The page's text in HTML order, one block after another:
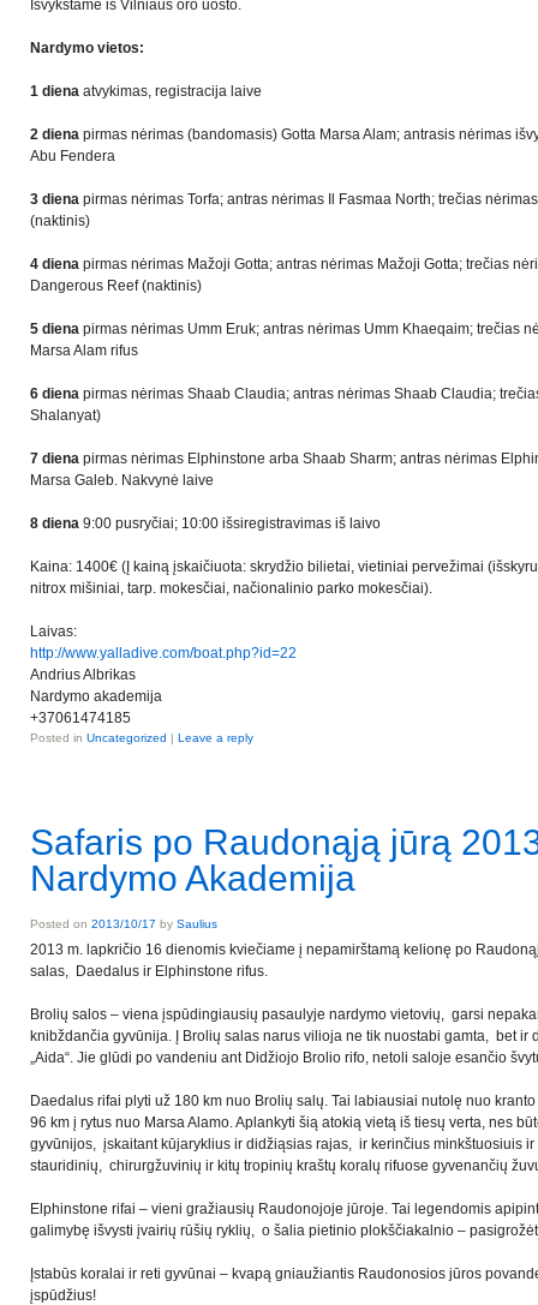
Išvykstame iš Vilniaus oro uosto.
Nardymo vietos:
1 diena atvykimas, registracija laive
2 diena pirmas nėrimas (bandomasis) Gotta Marsa Alam; antrasis nėrimas
Abu Fendera
3 diena pirmas nėrimas Torfa; antras nėrimas Il Fasmaa North; trečias
(naktinis)
4 diena pirmas nėrimas Mažoji Gotta; antras nėrimas Mažoji Gotta; trečias
Dangerous Reef (naktinis)
5 diena pirmas nėrimas Umm Eruk; antras nėrimas Umm Khaeqaim; trečias
Marsa Alam rifus
6 diena pirmas nėrimas Shaab Claudia; antras nėrimas Shaab Claudia;
Shalanyat)
7 diena pirmas nėrimas Elphinstone arba Shaab Sharm; antras nėrimas
Marsa Galeb. Nakvynė laive
8 diena 9:00 pusryčiai; 10:00 išsiregistravimas iš laivo
Kaina: 1400€ (Į kainą įskaičiuota: skrydžio bilietai, vietiniai pervežimai
nitrox mišiniai, tarp. mokesčiai, načionalinio parko mokesčiai).
Laivas:
http://www.yalladive.com/boat.php?id=22
Andrius Albrikas
Nardymo akademija
+37061474185
Posted in Uncategorized | Leave a reply
Safaris po Raudonąją jūrą
Nardymo Akademija
Posted on 2013/10/17 by Saulius
2013 m. lapkričio 16 dienomis kviečiame į nepamirštamą kelionę po
salas, Daedalus ir Elphinstone rifus.
Brolių salos – viena įspūdingiausių pasaulyje nardymo vietovių, garsi
knibždančia gyvūnija. Į Brolių salas narus vilioja ne tik nuostabi gamta, bet ir
„Aida“. Jie glūdi po vandeniu ant Didžiojo Brolio rifo, netoli saloje esančio
Daedalus rifai plyti už 180 km nuo Brolių salų. Tai labiausiai nutolę nuo
96 km į rytus nuo Marsa Alamo. Aplankyti šią atokią vietą iš tiesų verta, nes
gyvūnijos, įskaitant kūjaryklius ir didžiąsias rajas, ir kerinčius minkštuosiuis
stauridinių, chirurgžuvinių ir kitų tropinių kraštų koralų rifuose gyvenančių
Elphinstone rifai – vieni gražiausių Raudonojoje jūroje. Tai legendomis
galimybę išvysti įvairių rūšių ryklių, o šalia pietinio plokščiakalnio –
Įstabūs koralai ir reti gyvūnai – kvapą gniaužiantis Raudonosios jūros
įspūdžius!